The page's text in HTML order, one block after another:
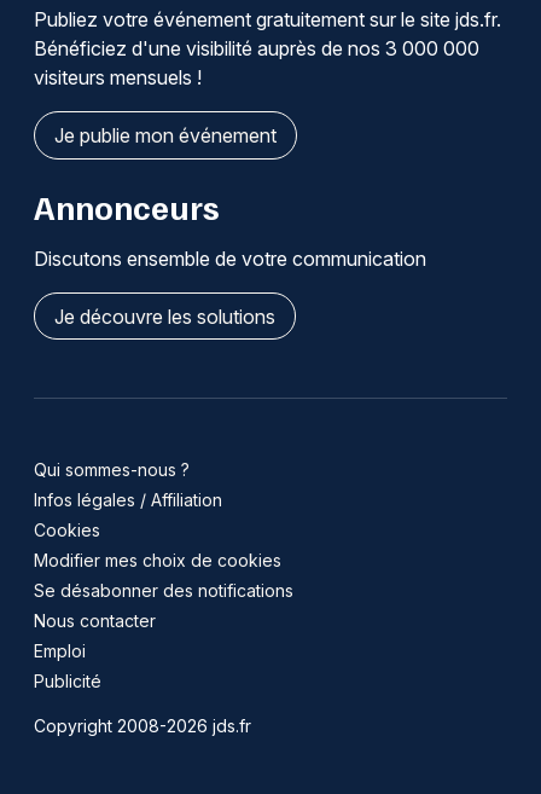
Publiez votre événement gratuitement sur le site jds.fr.
Bénéficiez d'une visibilité auprès de nos 3 000 000
visiteurs mensuels !
Je publie mon événement
Annonceurs
Discutons ensemble de votre communication
Je découvre les solutions
Qui sommes-nous ?
Infos légales / Affiliation
Cookies
Modifier mes choix de cookies
Se désabonner des notifications
Nous contacter
Emploi
Publicité
Copyright 2008-2026 jds.fr